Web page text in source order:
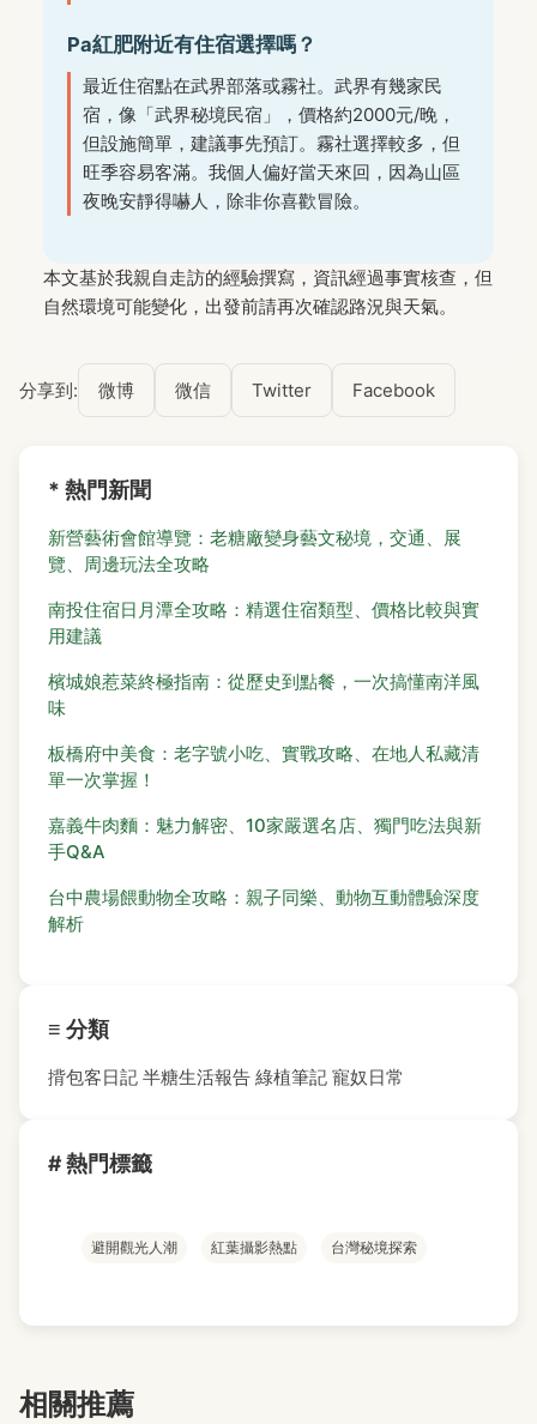
Pa紅肥附近有住宿選擇嗎？
最近住宿點在武界部落或霧社。武界有幾家民
宿，像「武界秘境民宿」，價格約2000元/晚，
但設施簡單，建議事先預訂。霧社選擇較多，但
旺季容易客滿。我個人偏好當天來回，因為山區
夜晚安靜得嚇人，除非你喜歡冒險。
本文基於我親自走訪的經驗撰寫，資訊經過事實核查，但
自然環境可能變化，出發前請再次確認路況與天氣。
分享到: 微博 微信 Twitter Facebook
* 熱門新聞
新營藝術會館導覽：老糖廠變身藝文秘境，交通、展
覽、周邊玩法全攻略
南投住宿日月潭全攻略：精選住宿類型、價格比較與實
用建議
檳城娘惹菜終極指南：從歷史到點餐，一次搞懂南洋風
味
板橋府中美食：老字號小吃、實戰攻略、在地人私藏清
單一次掌握！
嘉義牛肉麵：魅力解密、10家嚴選名店、獨門吃法與新
手Q&A
台中農場餵動物全攻略：親子同樂、動物互動體驗深度
解析
≡ 分類
揹包客日記 半糖生活報告 綠植筆記 寵奴日常
# 熱門標籤
避開觀光人潮 紅葉攝影熱點 台灣秘境探索
相關推薦